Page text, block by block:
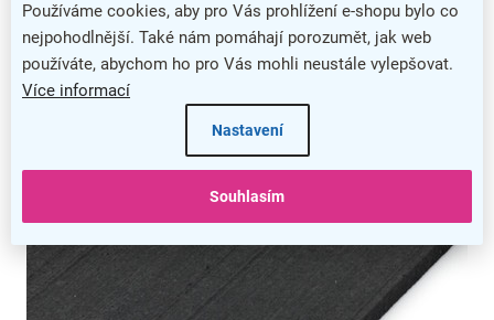
Používáme cookies, aby pro Vás prohlížení e-shopu bylo co
nejpohodlnější. Také nám pomáhají porozumět, jak web
používáte, abychom ho pro Vás mohli neustále vylepšovat.
Více informací
Nastavení
Souhlasím
chrání tak klouby sportovců. Slibuje ale i ochranu povrchu
před nárazy těžkých strojů.